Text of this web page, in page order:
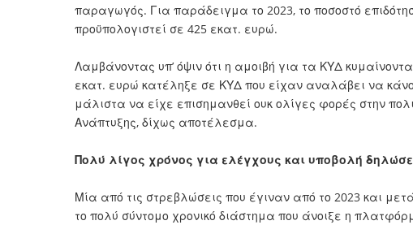
παραγωγός. Για παράδειγμα το 2023, το ποσοστό
προϋπολογιστεί σε 425 εκατ. ευρώ.
Λαμβάνοντας υπ’ όψιν ότι η αμοιβή για τα ΚΥΔ
εκατ. ευρώ κατέληξε σε ΚΥΔ που είχαν αναλάβει να
μάλιστα να είχε επισημανθεί ουκ ολίγες φορές στην
Ανάπτυξης, δίχως αποτέλεσμα.
Πολύ λίγος χρόνος για ελέγχους και υποβολή
Μία από τις στρεβλώσεις που έγιναν από το 2023 και
το πολύ σύντομο χρονικό διάστημα που άνοιξε η